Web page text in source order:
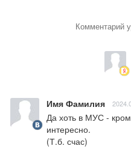
Комментарий
Имя Фамилия
Да хоть в МУС -
интересно.
(Т.б. счас)